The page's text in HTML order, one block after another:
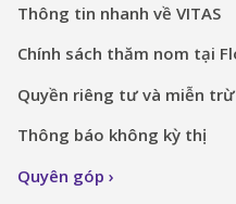
Thông tin nhanh về VITAS
Chính sách thăm nom tại
Quyền riêng tư và miễn
Thông báo không kỳ thị
Quyên góp